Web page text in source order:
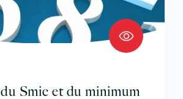
Smic et du minimum